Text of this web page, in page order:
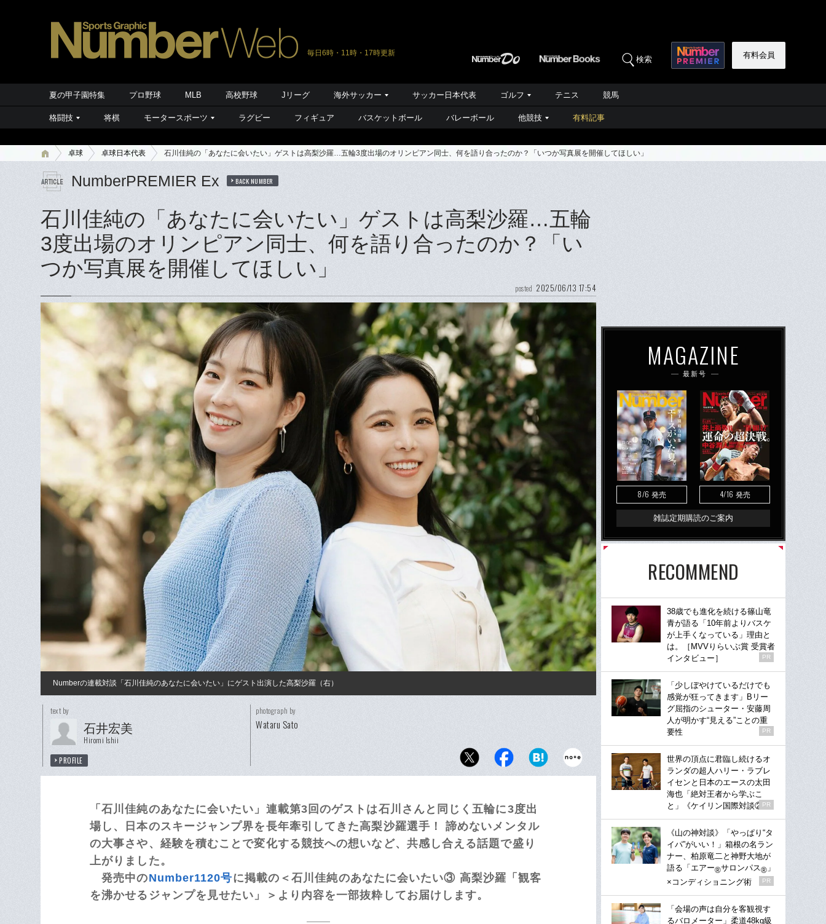
毎日6時・11時・17時更新
検索 有料会員
夏の甲子園特集 プロ野球 MLB 高校野球 Jリーグ 海外サッカー サッカー日本代表 ゴルフ テニス 競馬
格闘技 将棋 モータースポーツ ラグビー フィギュア バスケットボール バレーボール 他競技 有料記事
卓球 卓球日本代表 石川佳純の「あなたに会いたい」ゲストは高梨沙羅…五輪3度出場のオリンピアン同士、何を語り合ったのか？「いつか写真展を開催してほしい」
NumberPREMIER Ex BACK NUMBER
石川佳純の「あなたに会いたい」ゲストは高梨沙羅…五輪
3度出場のオリンピアン同士、何を語り合ったのか？「い
つか写真展を開催してほしい」
posted 2025/06/13 17:54
Numberの連載対談「石川佳純のあなたに会いたい」にゲスト出演した高梨沙羅（右）
text by
石井宏美
Hiromi Ishii
PROFILE
photograph by
Wataru Sato
「石川佳純のあなたに会いたい」連載第3回のゲストは石川さんと同じく五輪に3度出
場し、日本のスキージャンプ界を長年牽引してきた高梨沙羅選手！ 諦めないメンタル
の大事さや、経験を積むことで変化する競技への想いなど、共感し合える話題で盛り
上がりました。
発売中のNumber1120号に掲載の＜石川佳純のあなたに会いたい③ 高梨沙羅「観客
を沸かせるジャンプを見せたい」＞より内容を一部抜粋してお届けします。
MAGAZINE
最新号
8/6 発売 4/16 発売
雑誌定期購読のご案内
RECOMMEND
38歳でも進化を続ける篠山竜
青が語る「10年前よりバスケ
が上手くなっている」理由と
は。［MVVりらいぶ賞 受賞者
インタビュー］
PR
「少しぼやけているだけでも
感覚が狂ってきます」Bリー
グ屈指のシューター・安藤周
人が明かす“見える”ことの重
要性
PR
世界の頂点に君臨し続けるオ
ランダの超人ハリー・ラブレ
イセンと日本のエースの太田
海也「絶対王者から学ぶこ
と」《ケイリン国際対談②》
PR
《山の神対談》「やっぱり“タ
イパ”がいい！」箱根の名ラン
ナー、柏原竜二と神野大地が
語る「エアー®サロンパス® 」
×コンディショニング術
PR
「会場の声は自分を客観視す
るバロメーター」柔道48kg級